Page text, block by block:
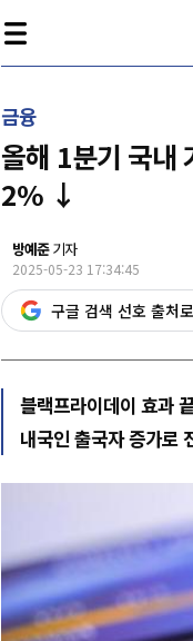
금융
올해 1분기 국내
2% ↓
방예준기자
2025-05-23 17:34:45
구글 검색 선호 출처
블랙프라이데이 효과
내국인 출국자 증가로